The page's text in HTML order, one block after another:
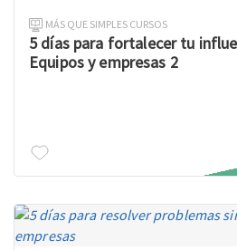
MÁS QUE SIMPLES CURSOS
5 días para fortalecer tu
Equipos y empresas 2